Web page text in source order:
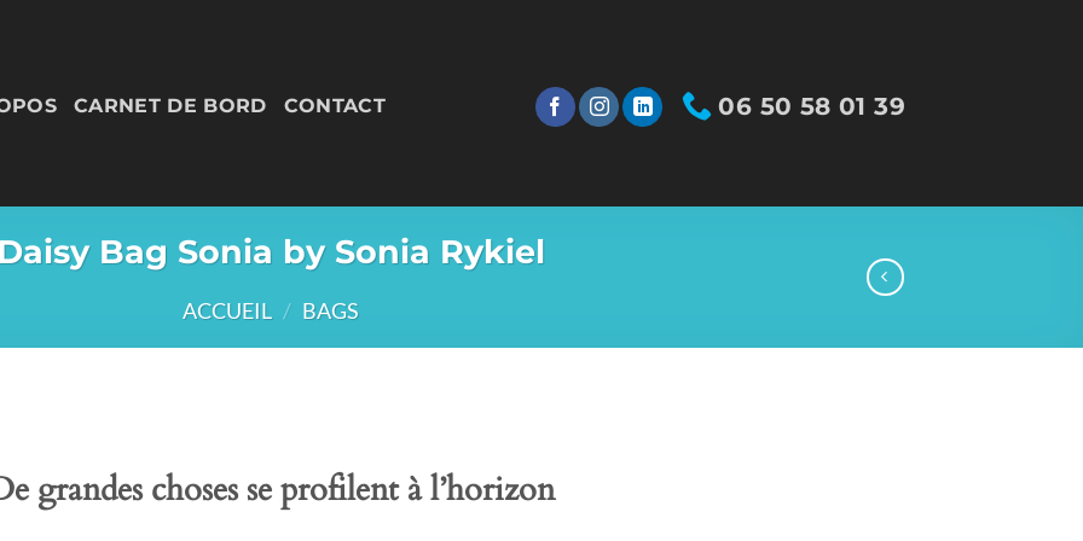
CARNET DE BORD CONTACT 06 50 58 01 39
Daisy Bag Sonia by Sonia Rykiel
ACCUEIL / BAGS
grandes choses se profilent à l’horizon